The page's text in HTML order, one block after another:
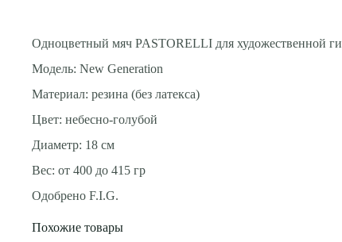
Одноцветный мяч PASTORELLI для художественной
Модель: New Generation
Материал: резина (без латекса)
Цвет: небесно-голубой
Диаметр: 18 см
Вес: от 400 до 415 гр
Одобрено F.I.G.
Похожие товары